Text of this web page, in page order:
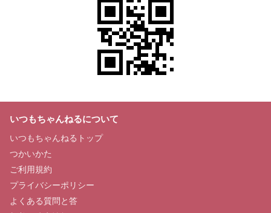
いつもちゃんねるについて
いつもちゃんねるトップ
つかいかた
ご利用規約
プライバシーポリシー
よくある質問と答